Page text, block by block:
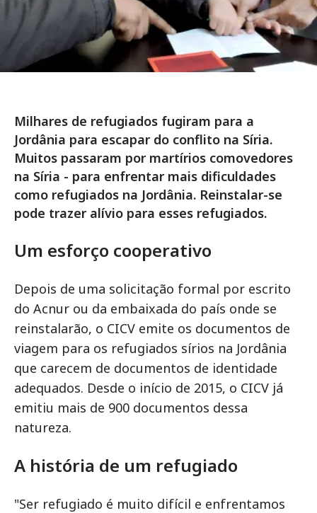
Milhares de refugiados fugiram para a
Jordânia para escapar do conflito na Síria.
Muitos passaram por martírios comovedores
na Síria - para enfrentar mais dificuldades
como refugiados na Jordânia. Reinstalar-se
pode trazer alívio para esses refugiados.
Um esforço cooperativo
Depois de uma solicitação formal por escrito
do Acnur ou da embaixada do país onde se
reinstalarão, o CICV emite os documentos de
viagem para os refugiados sírios na Jordânia
que carecem de documentos de identidade
adequados. Desde o início de 2015, o CICV já
emitiu mais de 900 documentos dessa
natureza.
A história de um refugiado
"Ser refugiado é muito difícil e enfrentamos